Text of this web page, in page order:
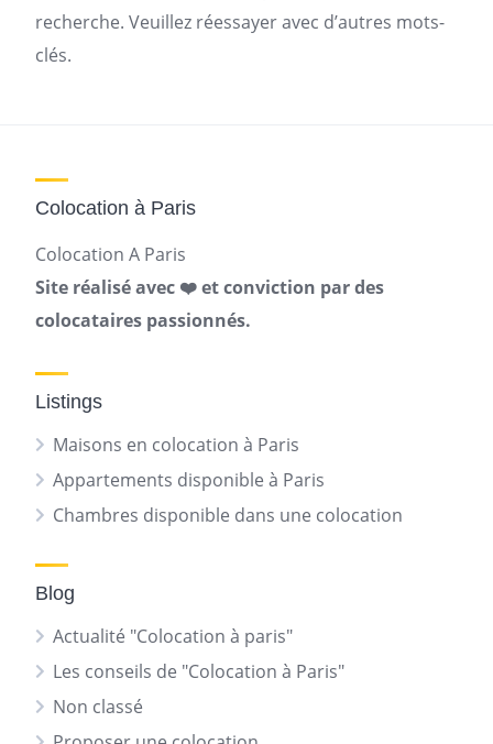
recherche. Veuillez réessayer avec d’autres mots-
clés.
Colocation à Paris
Colocation A Paris
Site réalisé avec ❤️ et conviction par des
colocataires passionnés.
Listings
Maisons en colocation à Paris
Appartements disponible à Paris
Chambres disponible dans une colocation
Blog
Actualité "Colocation à paris"
Les conseils de "Colocation à Paris"
Non classé